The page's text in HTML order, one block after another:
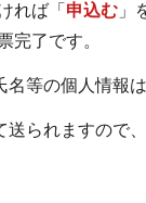
れば「 申込む 」
完了です。
等の個人情報
られますので